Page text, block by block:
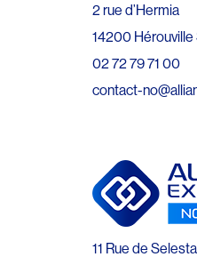
2 rue d’Hermia
14200 Hérouville
02 72 79 71 00
contact-
11 Rue de